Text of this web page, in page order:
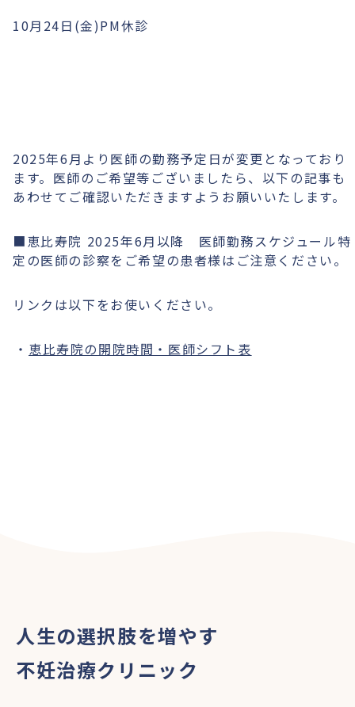
10月24日(金)PM休診
2025年6月より医師の勤務予定日が変更となっており
ます。医師のご希望等ございましたら、以下の記事も
あわせてご確認いただきますようお願いいたします。
■恵比寿院 2025年6月以降 医師勤務スケジュール特
定の医師の診察をご希望の患者様はご注意ください。
リンクは以下をお使いください。
恵比寿院の開院時間・医師シフト表
人生の選択肢を増やす
不妊治療クリニック